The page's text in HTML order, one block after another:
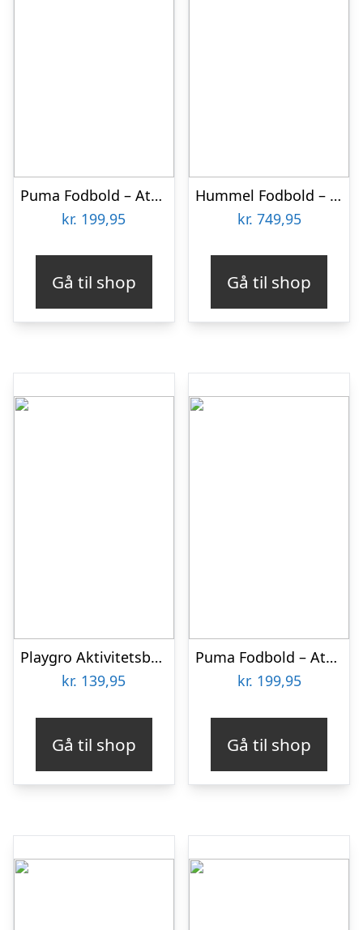
Puma Fodbold – Attacanto Graphic – Fluo Green/Puma Black
kr. 199,95
Gå til shop
Hummel Fodbold – HmlInspire Match – Maroon/Champagne/Sort
kr. 749,95
Gå til shop
Playgro Aktivitetsbold – Min Første Fodbold
kr. 139,95
Gå til shop
Puma Fodbold – Attacanto Graphic – Puma Silver/Glowing Red
kr. 199,95
Gå til shop